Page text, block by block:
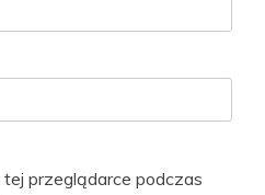
przeglądarce podczas